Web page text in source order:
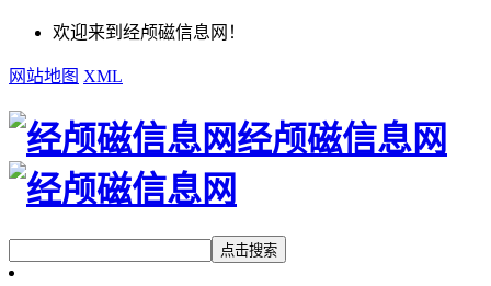
欢迎来到经颅磁信息网！
网站地图 XML
经颅磁信息网
点击搜索